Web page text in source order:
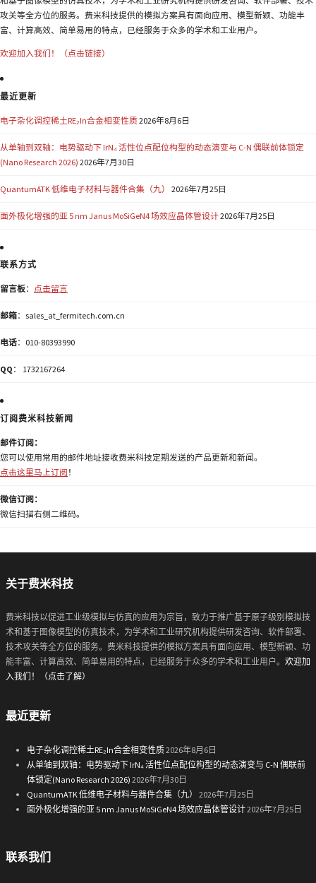
攻关等全方位的服务。费米科技提供的模拟方案具有面向应用、模型新颖、功能丰
富、计算高效、简单易用的特点，已经服务于众多的学术和工业用户。
欢迎加入我们！（点击链接）
最近更新
电子杂化调控稀土RE₂In合金相变性质2026年8月6日
从单轴到双轴：电势驱动下 IrN₄ 活性位点配位构型的动态演变与 C-N 偶联前体锁定
(Nano Research 2026) 2026年7月30日
QuantumATK 低维电子材料与器件合集（九） 2026年7月25日
面外极化增强的亚 5 nm Janus MoSiGeN4 场效应晶体管设计2026年7月25日
联系方式
留言板： 点击留言
邮箱：sales_at_fermitech.com.cn
电话：010-80393990
QQ ： 1732167264
订阅费米科技新闻
邮件订阅：
您可以使用常用的邮件地址接收费米科技定期发送的产品更新和新闻。
点击这里马上订阅 ！
微信订阅：
微信扫描右侧二维码。
关于费米科技
费米科技以促进工业级模拟与仿真的应用为宗旨，致力于推广基于原子级别模拟技
术和基于图像模型的仿真技术，为学术和工业研究机构提供研发咨询、软件部署、
技术攻关等全方位的服务。费米科技提供的模拟方案具有面向应用、模型新颖、功
能丰富、计算高效、简单易用的特点，已经服务于众多的学术和工业用户。 欢迎加
入我们！（点击了解）
最近更新
电子杂化调控稀土RE₂In合金相变性质2026年8月6日
从单轴到双轴：电势驱动下 IrN₄ 活性位点配位构型的动态演变与 C-N 偶联前
体锁定(Nano Research 2026) 2026年7月30日
QuantumATK 低维电子材料与器件合集（九）
2026年7月25日
面外极化增强的亚 5 nm Janus MoSiGeN4 场效应晶体管设计2026年7月25日
联系我们